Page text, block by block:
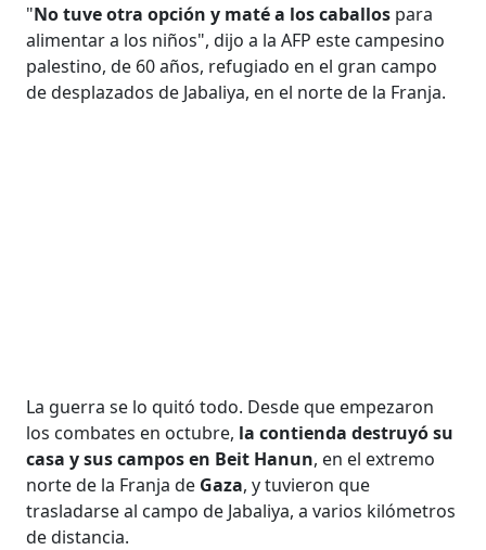
"No tuve otra opción y maté a los caballos para
alimentar a los niños", dijo a la AFP este campesino
palestino, de 60 años, refugiado en el gran campo
de desplazados de Jabaliya, en el norte de la Franja.
La guerra se lo quitó todo. Desde que empezaron
los combates en octubre, la contienda destruyó su
casa y sus campos en Beit Hanun, en el extremo
norte de la Franja de Gaza, y tuvieron que
trasladarse al campo de Jabaliya, a varios kilómetros
de distancia.